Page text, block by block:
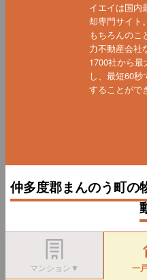
イエイは国内
却専門サイト
もちろんのこ
力不動産会社
1700社から
し、最短60秒
することがで
仲多度郡まんのう町の
マンション▼ 一